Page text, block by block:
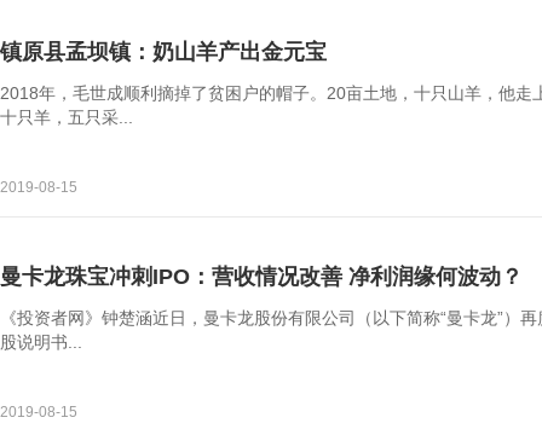
镇原县孟坝镇：奶山羊产出金元宝
2018年，毛世成顺利摘掉了贫困户的帽子。20亩土地，十只山羊，他走
十只羊，五只采...
2019-08-15
曼卡龙珠宝冲刺IPO：营收情况改善 净利润缘何波动？
《投资者网》钟楚涵近日，曼卡龙股份有限公司（以下简称“曼卡龙”）
股说明书...
2019-08-15